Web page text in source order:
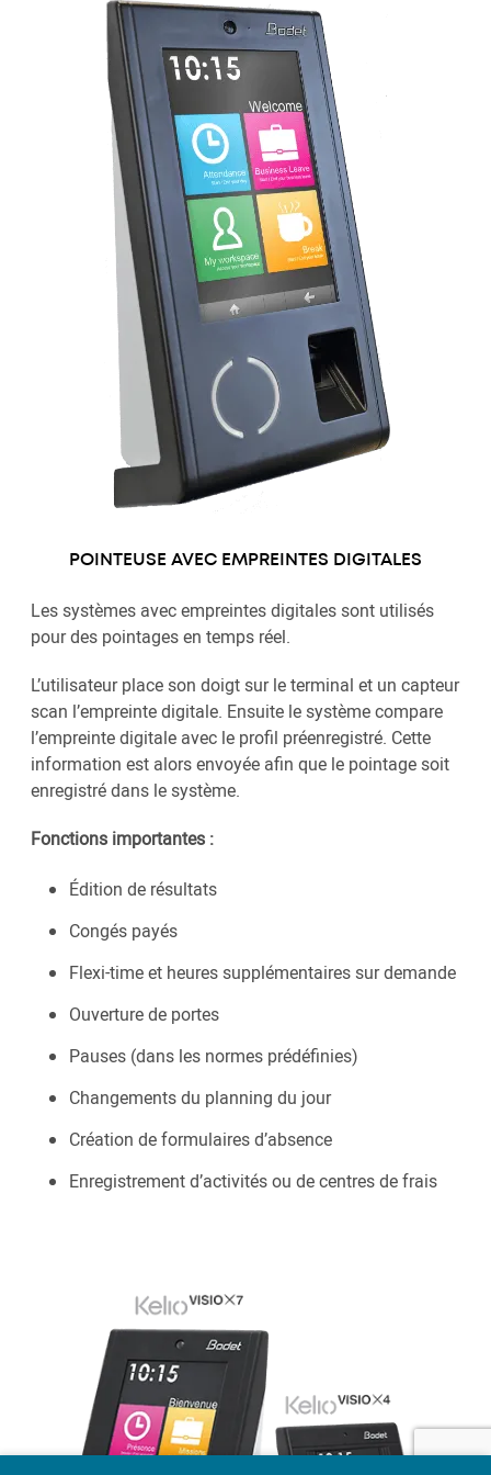
POINTEUSE AVEC EMPREINTES DIGITALES
Les systèmes avec empreintes digitales sont utilisés
pour des pointages en temps réel.
L’utilisateur place son doigt sur le terminal et un capteur
scan l’empreinte digitale. Ensuite le système compare
l’empreinte digitale avec le profil préenregistré. Cette
information est alors envoyée afin que le pointage soit
enregistré dans le système.
Fonctions importantes :
Édition de résultats
Congés payés
Flexi-time et heures supplémentaires sur demande
Ouverture de portes
Pauses (dans les normes prédéfinies)
Changements du planning du jour
Création de formulaires d’absence
Enregistrement d’activités ou de centres de frais